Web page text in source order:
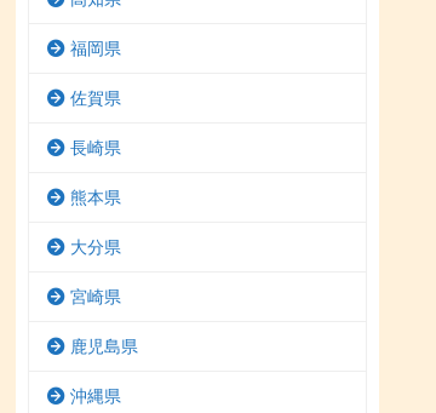
福岡県
佐賀県
長崎県
熊本県
大分県
宮崎県
鹿児島県
沖縄県